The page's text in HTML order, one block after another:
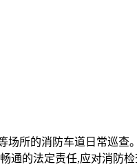
场所的消防车道日常巡
通的法定责任,应对消防检